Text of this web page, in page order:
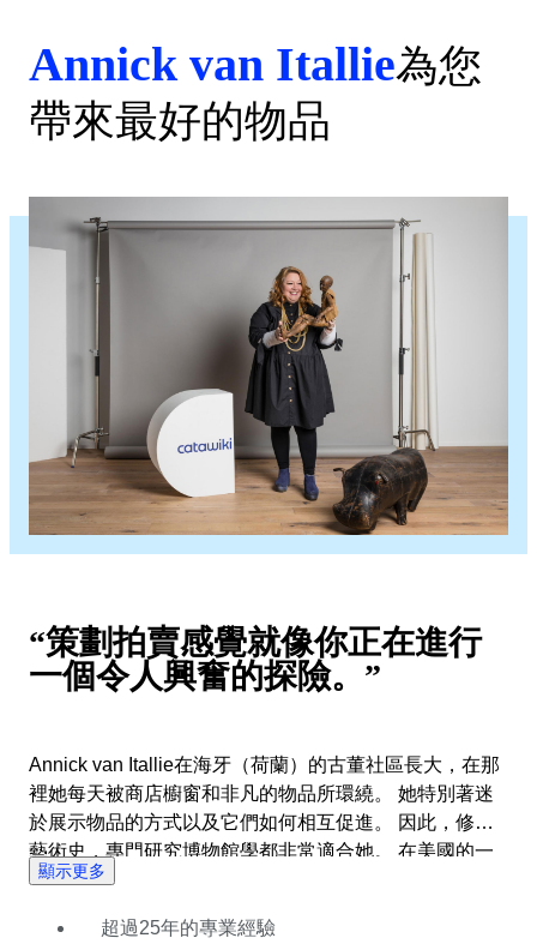
Annick van Itallie為您
帶來最好的物品
“策劃拍賣感覺就像你正在進行
一個令人興奮的探險。”
Annick van Itallie在海牙（荷蘭）的古董社區長大，在那
裡她每天被商店櫥窗和非凡的物品所環繞。 她特別著迷
於展示物品的方式以及它們如何相互促進。 因此，修讀
藝術史，專門研究博物館學都非常適合她。 在美國的一
家博物館工作後，她曾在荷蘭擔任電影道具大師。 12年
的評估師/專家和應用藝術部門負責人。 但之後，Annick
顯示更多
超過25年的專業經驗